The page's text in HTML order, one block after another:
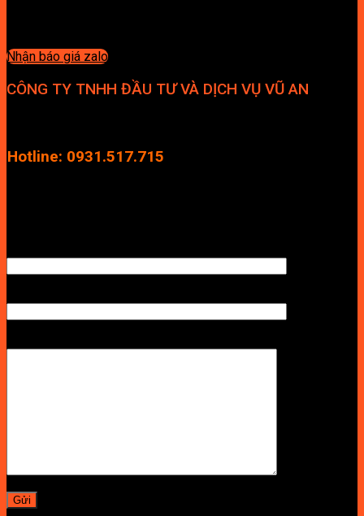
Nhận báo giá zalo
CÔNG TY TNHH ĐẦU TƯ VÀ DỊCH VỤ VŨ AN
Hotline: 0931.517.715